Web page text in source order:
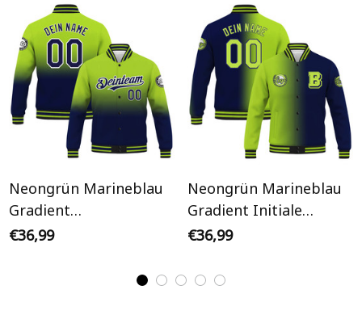
Neongrün Marineblau
Gradient
Personalisiertes Varsity
€36,99
Neongrün Marineblau
Gradient Initiale
Personalisiertes Varsity
€36,99